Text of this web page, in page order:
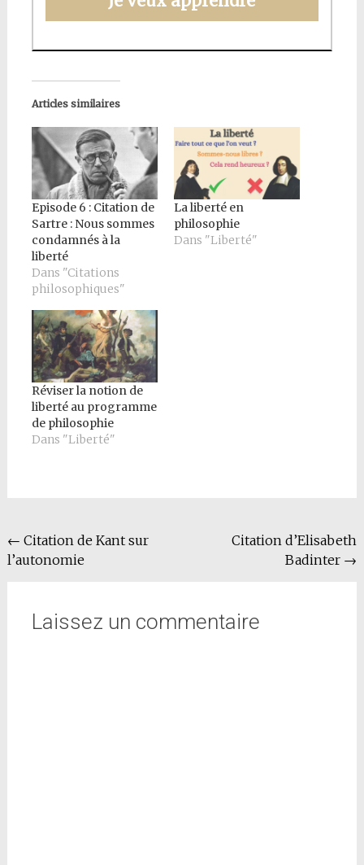
Articles similaires
Episode 6 : Citation de
Sartre : Nous sommes
condamnés à la
liberté
Dans "Citations
philosophiques"
La liberté en
philosophie
Dans "Liberté"
Réviser la notion de
liberté au programme
de philosophie
Dans "Liberté"
Navigation
de
← Citation de Kant sur
l’autonomie
Citation d’Elisabeth
Badinter →
Laissez un commentaire